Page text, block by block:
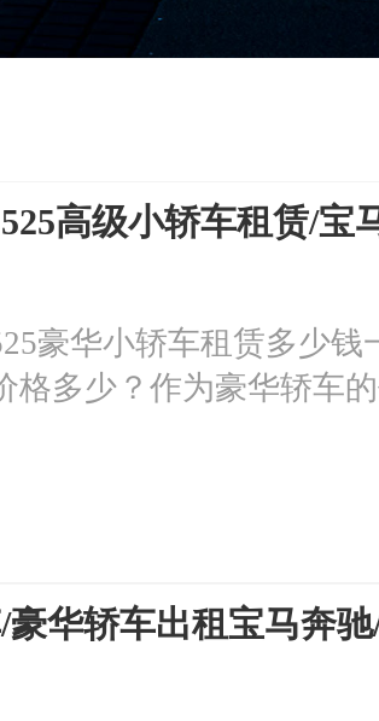
高级小轿车租赁/宝
豪华小轿车租赁多少
格多少？作为豪华轿车
的价格会根据车型、租
华轿车出租宝马奔